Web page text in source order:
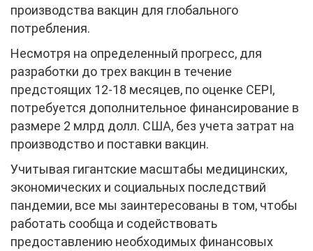
производства вакцин для глобального
потребления.
Несмотря на определенный прогресс, для
разработки до трех вакцин в течение
предстоящих 12-18 месяцев, по оценке CEPI,
потребуется дополнительное финансирование в
размере 2 млрд долл. США, без учета затрат на
производство и поставки вакцин.
Учитывая гигантские масштабы медицинских,
экономических и социальных последствий
пандемии, все мы заинтересованы в том, чтобы
работать сообща и содействовать
предоставлению необходимых финансовых